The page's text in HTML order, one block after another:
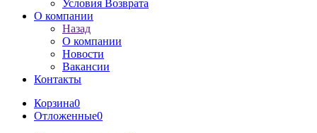
Условия Возврата
О компании
Назад
О компании
Новости
Вакансии
Контакты
Корзина0
Отложенные0